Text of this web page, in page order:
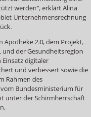
werden“, erklärt Alina
Unternehmensrechnung
Apotheke 2.0, dem Projekt,
und der Gesundheitsregion
digitaler
und verbessert sowie die
Rahmen des
Bundesministerium für
unter der Schirmherrschaft